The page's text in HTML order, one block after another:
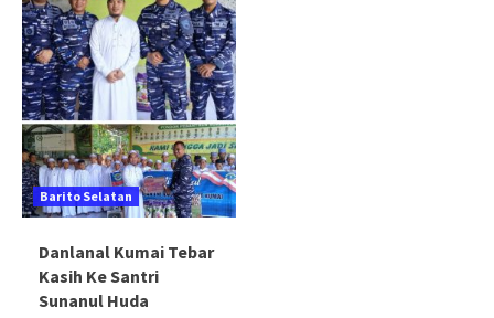
Barito Selatan
Danlanal Kumai Tebar
Kasih Ke Santri
Sunanul Huda